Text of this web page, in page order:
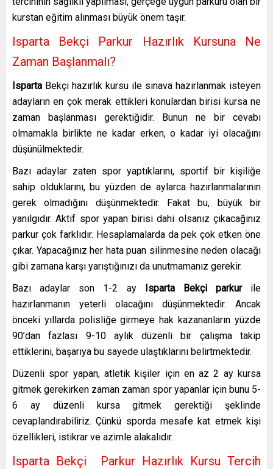
kurstan eğitim alınması büyük önem taşır.
Isparta Bekçi Parkur Hazırlık Kursuna Ne
Zaman Başlanmalı?
Isparta Bekçi hazırlık kursu ile sınava hazırlanmak isteyen
adayların en çok merak ettikleri konulardan birisi kursa ne
zaman başlanması gerektiğidir. Bunun ne bir cevabı
olmamakla birlikte ne kadar erken, o kadar iyi olacağını
düşünülmektedir.
Bazı adaylar zaten spor yaptıklarını, sportif bir kişiliğe
sahip olduklarını, bu yüzden de aylarca hazırlanmalarının
gerek olmadığını düşünmektedir. Fakat bu, büyük bir
yanılgıdır. Aktif spor yapan birisi dahi olsanız çıkacağınız
parkur çok farklıdır. Hesaplamalarda da pek çok etken öne
çıkar. Yapacağınız her hata puan silinmesine neden olacağı
gibi zamana karşı yarıştığınızı da unutmamanız gerekir.
Bazı adaylar son 1-2 ay Isparta Bekçi parkur ile
hazırlanmanın yeterli olacağını düşünmektedir. Ancak
önceki yıllarda polisliğe girmeye hak kazananların yüzde
90’dan fazlası 9-10 aylık düzenli bir çalışma takip
ettiklerini, başarıya bu sayede ulaştıklarını belirtmektedir.
Düzenli spor yapan, atletik kişiler için en az 2 ay kursa
gitmek gerekirken zaman zaman spor yapanlar için bunu 5-
6 ay düzenli kursa gitmek gerektiği şeklinde
cevaplandırabiliriz. Çünkü sporda mesafe kat etmek kişi
özellikleri, istikrar ve azimle alakalıdır.
Isparta Bekçi Parkur Hazırlık Kursu Tercih